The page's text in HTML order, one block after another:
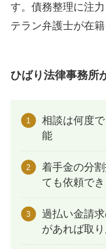
す。債務整理に注
テラン弁護士が在籍
ひばり法律事務所
相談は何度
能
着手金の分
ても依頼でき
過払い金請
があれば取